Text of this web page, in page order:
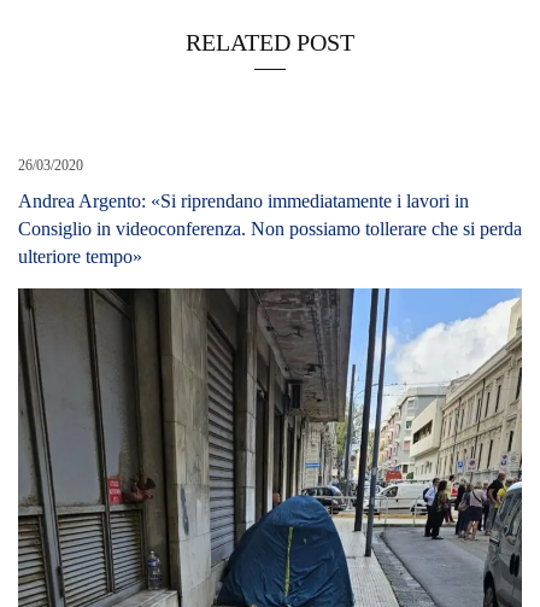
RELATED POST
26/03/2020
Andrea Argento: «Si riprendano immediatamente i lavori in
Consiglio in videoconferenza. Non possiamo tollerare che si perda
ulteriore tempo»